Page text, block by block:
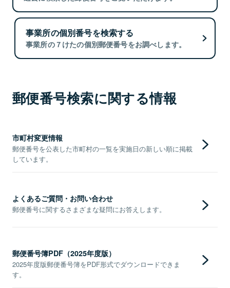
事業所の個別番号を検索する
事業所の７けたの個別郵便番号をお調べします。
郵便番号検索に関する情報
市町村変更情報
郵便番号を公表した市町村の一覧を実施日の新しい順に掲載
しています。
よくあるご質問・お問い合わせ
郵便番号に関するさまざまな疑問にお答えします。
郵便番号簿PDF（2025年度版）
2025年度版郵便番号簿をPDF形式でダウンロードできま
す。